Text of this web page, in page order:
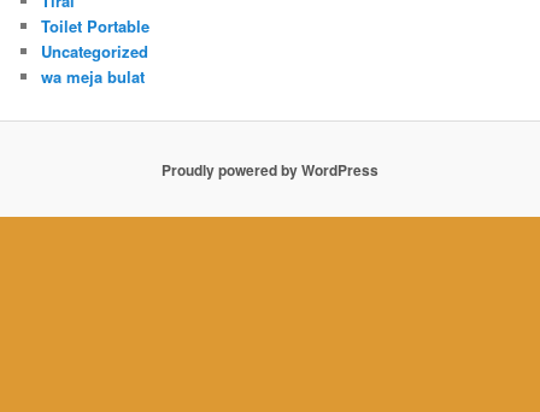
Toilet Portable
Uncategorized
wa meja bulat
Proudly powered by WordPress